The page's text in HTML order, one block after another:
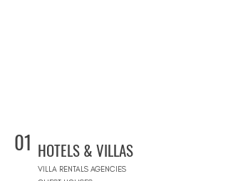
01 HOTELS & VILLAS
VILLA RENTALS AGENCIES